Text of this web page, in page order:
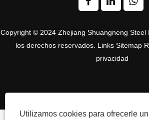
Copyright © 2024 Zhejiang Shuangneng Steel
los derechos reservados. Links Sitemap
privacidad
Utilizamos cookies para ofrecerle